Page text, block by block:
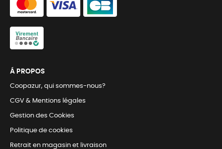
Á PROPOS
Coopazur, qui sommes-nous?
CGV & Mentions légales
Gestion des Cookies
Politique de cookies
Retrait en magasin et livraison